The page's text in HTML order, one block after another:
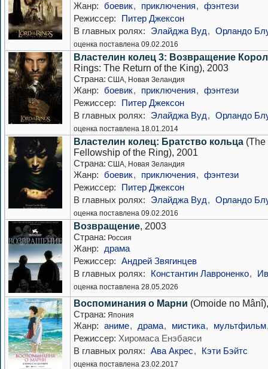
Жанр: боевик, приключения, фэнтези
Режиссер:
Питер Джексон
В главных ролях:
Элайджа Вуд, Орландо
оценка поставлена 09.02.2016
Властелин колец 3: Возвращение
Rings: The Return of the King), 2003
Страна: США, Новая Зеландия
Жанр: боевик, приключения, фэнтези
Режиссер:
Питер Джексон
В главных ролях:
Элайджа Вуд, Орландо
оценка поставлена 18.01.2014
Властелин колец: Братство кольца (The
Fellowship of the Ring), 2001
Страна: США, Новая Зеландия
Жанр: боевик, приключения, фэнтези
Режиссер:
Питер Джексон
В главных ролях:
Элайджа Вуд, Орландо
оценка поставлена 09.02.2016
Возвращение, 2003
Страна: Россия
Жанр:
драма
Режиссер: Андрей Звягинцев
В главных ролях:
Константин Лавроненко,
оценка поставлена 28.05.2026
Воспоминания о Марни (Omoide no
Страна: Япония
Жанр: аниме, драма, мистика, мультфильм
Режиссер: Хиромаса Енэбаяси
В главных ролях: Ава Акрес, Кэти Бэйтс
оценка поставлена 23.02.2017